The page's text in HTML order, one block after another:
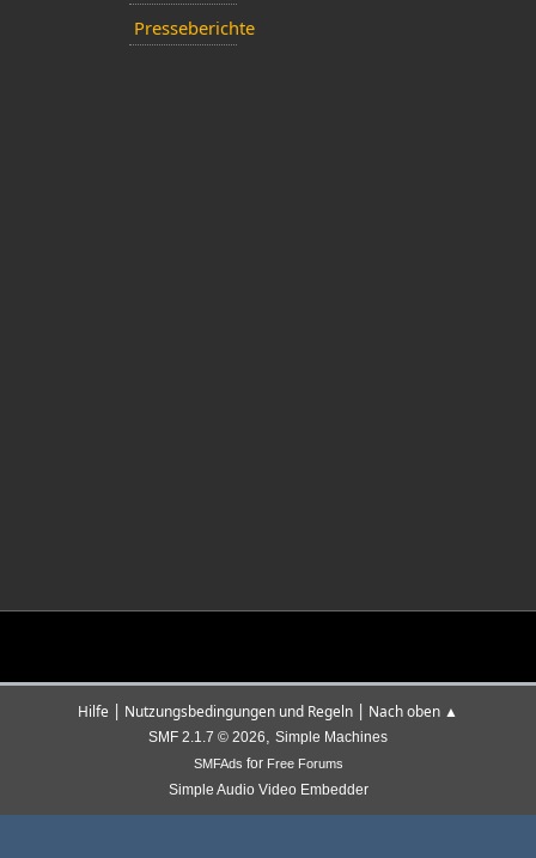
Presseberichte
Hilfe | Nutzungsbedingungen und Regeln | Nach oben ▲
SMF 2.1.7 © 2026, Simple Machines
SMFAds for Free Forums
Simple Audio Video Embedder